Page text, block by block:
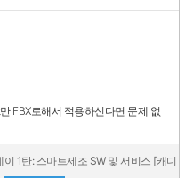
FBX로해서 적용하신다면 문제 없
1탄: 스마트제조 SW 및 서비스 [캐디